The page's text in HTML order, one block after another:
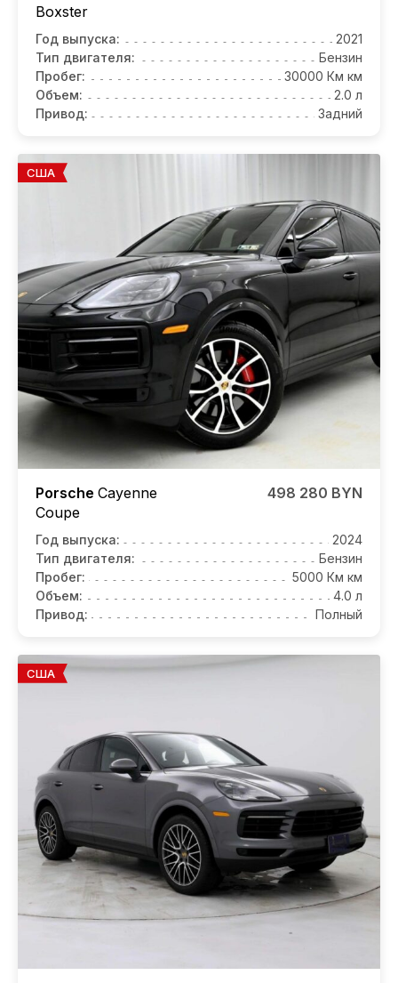
Boxster
Год выпуска:
2021
Тип двигателя:
Бензин
Пробег:
30000 Км км
Объем:
2.0 л
Привод:
Задний
США
Porsche Cayenne
Coupe
498 280 BYN
Год выпуска:
2024
Тип двигателя:
Бензин
Пробег:
5000 Км км
Объем:
4.0 л
Привод:
Полный
США